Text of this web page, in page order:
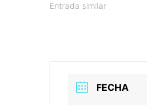
Entrada similar
FECHA